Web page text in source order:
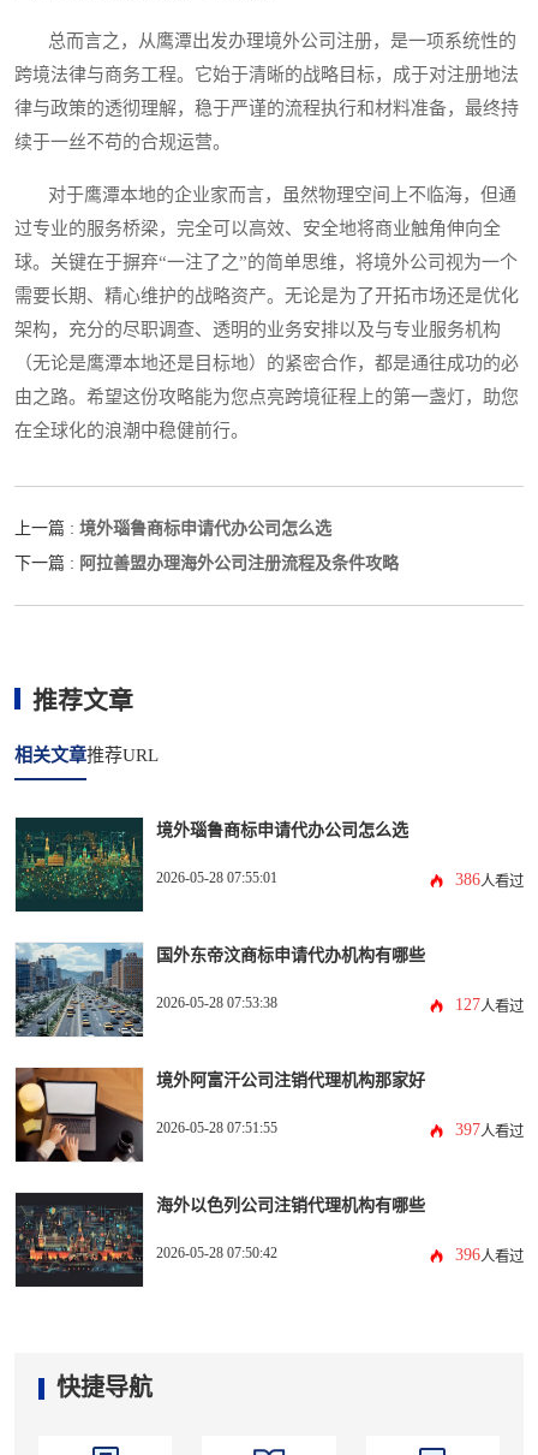
总而言之，从鹰潭出发办理境外公司注册，是一项系统性的
跨境法律与商务工程。它始于清晰的战略目标，成于对注册地法
律与政策的透彻理解，稳于严谨的流程执行和材料准备，最终持
续于一丝不苟的合规运营。
对于鹰潭本地的企业家而言，虽然物理空间上不临海，但通
过专业的服务桥梁，完全可以高效、安全地将商业触角伸向全
球。关键在于摒弃“一注了之”的简单思维，将境外公司视为一个
需要长期、精心维护的战略资产。无论是为了开拓市场还是优化
架构，充分的尽职调查、透明的业务安排以及与专业服务机构
（无论是鹰潭本地还是目标地）的紧密合作，都是通往成功的必
由之路。希望这份攻略能为您点亮跨境征程上的第一盏灯，助您
在全球化的浪潮中稳健前行。
上一篇 : 境外瑙鲁商标申请代办公司怎么选
下一篇 : 阿拉善盟办理海外公司注册流程及条件攻略
推荐文章
相关文章推荐URL
境外瑙鲁商标申请代办公司怎么选
2026-05-28 07:55:01 386人看过
国外东帝汶商标申请代办机构有哪些
2026-05-28 07:53:38 127人看过
境外阿富汗公司注销代理机构那家好
2026-05-28 07:51:55 397人看过
海外以色列公司注销代理机构有哪些
2026-05-28 07:50:42 396人看过
快捷导航